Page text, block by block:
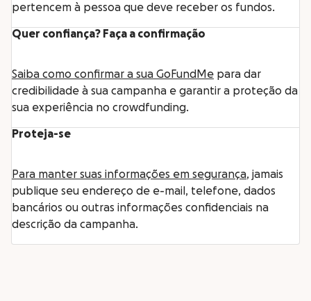
pertencem à pessoa que deve receber os fundos.
Quer confiança? Faça a confirmação
Saiba como confirmar a sua GoFundMe para dar
credibilidade à sua campanha e garantir a proteção da
sua experiência no crowdfunding.
Proteja-se
Para manter suas informações em segurança, jamais
publique seu endereço de e-mail, telefone, dados
bancários ou outras informações confidenciais na
descrição da campanha.